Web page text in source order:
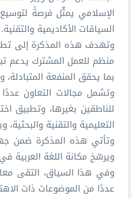
الإسلامي يمثّل فرصةً
السياقات الأكاديمية والتقنية.
وتهدف هذه المذكرة إلى
منظم للعمل المشترك يدعم
بما يحقق المنفعة
وتشمل مجالات التعاون عددًا
للناطقين بغيرها، وتطبيق
التعليمية والتقنية
وتأتي هذه المذكرة ضمن
ويرسّخ مكانة اللغة العربية
وفي هذا السياق، التقى
عددًا من الموضوعات ذات